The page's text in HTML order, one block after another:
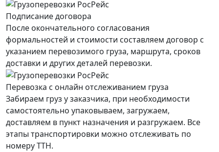
Подписание договора
После окончательного согласования
формальностей и стоимости составляем договор с
указанием перевозимого груза, маршрута, сроков
доставки и других деталей перевозки.
Перевозка с онлайн отслеживанием груза
Забираем груз у заказчика, при необходимости
самостоятельно упаковываем, загружаем,
доставляем в пункт назначения и разгружаем. Все
этапы транспортировки можно отслеживать по
номеру ТТН.